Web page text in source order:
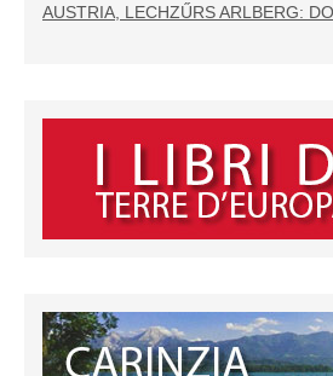
AUSTRIA, LECHZŰRS ARLBERG: